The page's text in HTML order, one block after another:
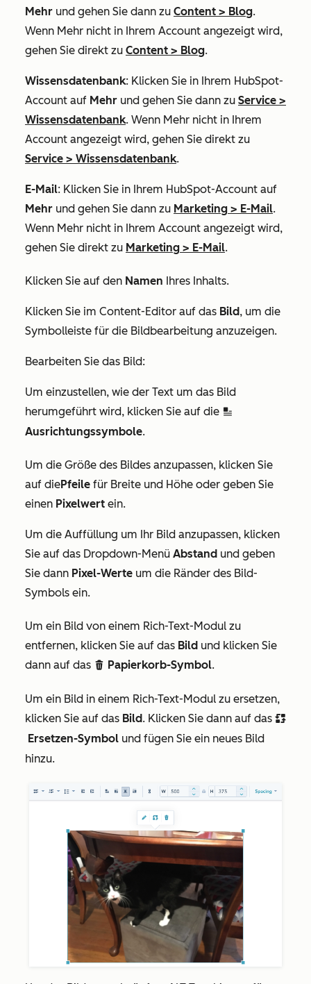
Mehr und gehen Sie dann zu Content > Blog.
Wenn Mehr nicht in Ihrem Account angezeigt wird,
gehen Sie direkt zu Content > Blog.
Wissensdatenbank: Klicken Sie in Ihrem HubSpot-
Account auf Mehr und gehen Sie dann zu Service >
Wissensdatenbank. Wenn Mehr nicht in Ihrem
Account angezeigt wird, gehen Sie direkt zu
Service > Wissensdatenbank.
E-Mail: Klicken Sie in Ihrem HubSpot-Account auf
Mehr und gehen Sie dann zu Marketing > E-Mail.
Wenn Mehr nicht in Ihrem Account angezeigt wird,
gehen Sie direkt zu Marketing > E-Mail.
Klicken Sie auf den Namen Ihres Inhalts.
Klicken Sie im Content-Editor auf das Bild, um die
Symbolleiste für die Bildbearbeitung anzuzeigen.
Bearbeiten Sie das Bild:
Um einzustellen, wie der Text um das Bild
herumgeführt wird, klicken Sie auf die inline
Ausrichtungssymbole.
Um die Größe des Bildes anzupassen, klicken Sie
auf diePfeile für Breite und Höhe oder geben Sie
einen Pixelwert ein.
Um die Auffüllung um Ihr Bild anzupassen, klicken
Sie auf das Dropdown-Menü Abstand und geben
Sie dann Pixel-Werte um die Ränder des Bild-
Symbols ein.
Um ein Bild von einem Rich-Text-Modul zu
entfernen, klicken Sie auf das Bild und klicken Sie
dann auf das delete Papierkorb-Symbol.
Um ein Bild in einem Rich-Text-Modul zu ersetzen,
klicken Sie auf das Bild. Klicken Sie dann auf das replace
Ersetzen-Symbol und fügen Sie ein neues Bild
hinzu.